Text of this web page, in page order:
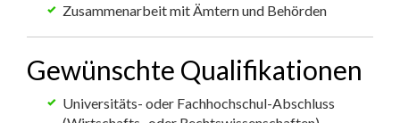
Zusammenarbeit mit Ämtern und Behörden
Gewünschte Qualifikationen
Universitäts- oder Fachhochschul-Abschluss